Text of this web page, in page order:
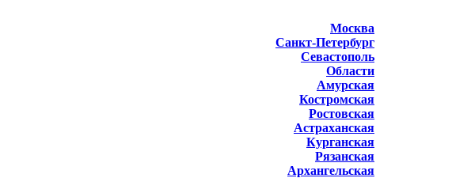
Москва
Санкт-Петербург
Севастополь
Области
Амурская
Костромская
Ростовская
Астраханская
Курганская
Рязанская
Архангельская